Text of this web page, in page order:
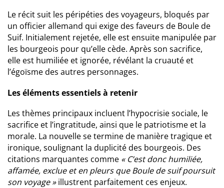
Le récit suit les péripéties des voyageurs, bloqués par
un officier allemand qui exige des faveurs de Boule de
Suif. Initialement rejetée, elle est ensuite manipulée par
les bourgeois pour qu’elle cède. Après son sacrifice,
elle est humiliée et ignorée, révélant la cruauté et
l’égoïsme des autres personnages.
Les éléments essentiels à retenir
Les thèmes principaux incluent l’hypocrisie sociale, le
sacrifice et l’ingratitude, ainsi que le patriotisme et la
morale. La nouvelle se termine de manière tragique et
ironique, soulignant la duplicité des bourgeois. Des
citations marquantes comme « C’est donc humiliée,
affamée, exclue et en pleurs que Boule de suif poursuit
son voyage »illustrent parfaitement ces enjeux.